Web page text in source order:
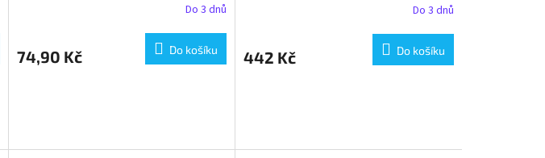
Do 3 dnů
74,90 Kč Do košíku
Do 3 dnů
442 Kč Do košíku